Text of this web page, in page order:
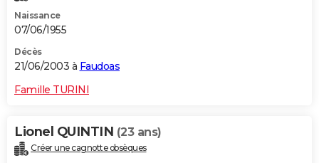
Naissance
07/06/1955
Décès
21/06/2003 à Faudoas
Famille TURINI
Lionel QUINTIN (23 ans)
Créer une cagnotte obsèques